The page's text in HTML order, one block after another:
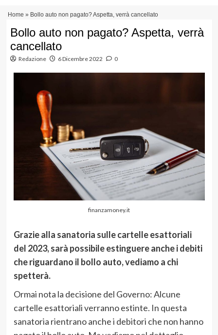
contenuto
Home » Bollo auto non pagato? Aspetta, verrà cancellato
Bollo auto non pagato? Aspetta, verrà
cancellato
Redazione 6 Dicembre 2022 0
finanzamoney.it
Grazie alla sanatoria sulle cartelle esattoriali
del 2023, sarà possibile estinguere anche i debiti
che riguardano il bollo auto, vediamo a chi
spetterà.
Ormai nota la decisione del Governo: Alcune
cartelle esattoriali verranno estinte. In questa
sanatoria rientrano anche i debitori che non hanno